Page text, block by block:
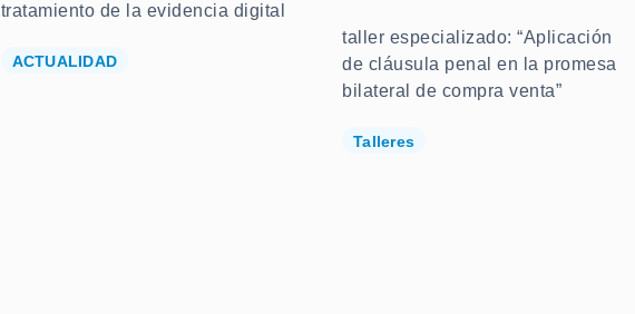
tratamiento de la evidencia digital
ACTUALIDAD
taller especializado: “Aplicación
de cláusula penal en la promesa
bilateral de compra venta”
Talleres